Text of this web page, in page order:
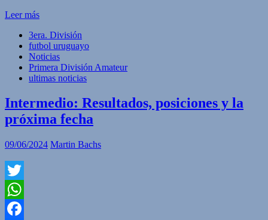
Leer más
3era. División
futbol uruguayo
Noticias
Primera División Amateur
ultimas noticias
Intermedio: Resultados, posiciones y la
próxima fecha
09/06/2024 Martin Bachs
Twitter
WhatsApp